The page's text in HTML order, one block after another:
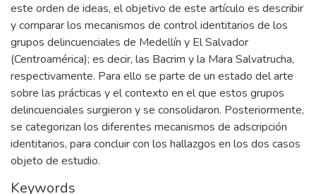
este orden de ideas, el objetivo de este artículo es describir
y comparar los mecanismos de control identitarios de los
grupos delincuenciales de Medellín y El Salvador
(Centroamérica); es decir, las Bacrim y la Mara Salvatrucha,
respectivamente. Para ello se parte de un estado del arte
sobre las prácticas y el contexto en el que estos grupos
delincuenciales surgieron y se consolidaron. Posteriormente,
se categorizan los diferentes mecanismos de adscripción
identitarios, para concluir con los hallazgos en los dos casos
objeto de estudio.
Keywords